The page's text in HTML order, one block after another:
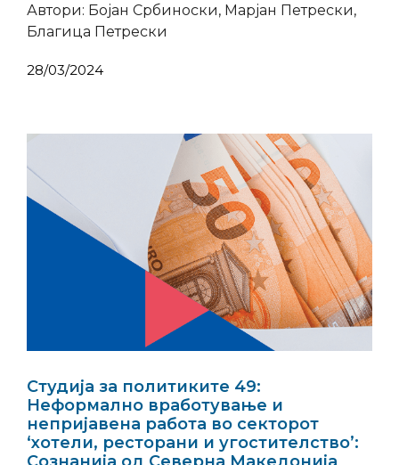
Автори: Бојан Србиноски, Марјан Петрески,
Благица Петрески
28/03/2024
Студија за политиките 49:
Неформално вработување и
непријавена работа во секторот
‘хотели, ресторани и угостителство’: